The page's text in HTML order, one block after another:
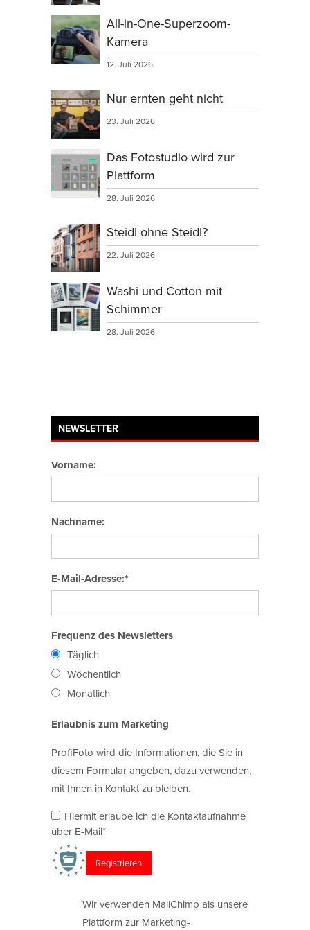
All-in-One-Superzoom-
Kamera
12. Juli 2026
Nur ernten geht nicht
23. Juli 2026
Das Fotostudio wird zur
Plattform
28. Juli 2026
Steidl ohne Steidl?
22. Juli 2026
Washi und Cotton mit
Schimmer
28. Juli 2026
NEWSLETTER
Vorname:
Nachname:
E-Mail-Adresse:*
Frequenz des Newsletters
Täglich
Wöchentlich
Monatlich
Erlaubnis zum Marketing
ProfiFoto wird die Informationen, die Sie in
diesem Formular angeben, dazu verwenden,
mit Ihnen in Kontakt zu bleiben.
Hiermit erlaube ich die Kontaktaufnahme
über E-Mail*
Wir verwenden MailChimp als unsere
Plattform zur Marketing-